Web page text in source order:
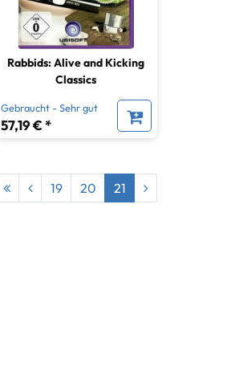
Rabbids: Alive and Kicking
Classics
Gebraucht - Sehr gut
57,19 € *
19 20 21